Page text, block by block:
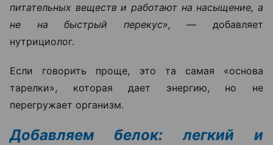
питательных веществ и работают на насыщение, а
не на быстрый перекус», — добавляет
нутрициолог.
Если говорить проще, это та самая «основа
тарелки», которая дает энергию, но не
перегружает организм.
Добавляем белок: легкий и